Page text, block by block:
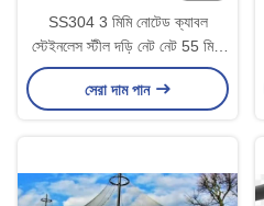
SS304 3 মিমি নোটেড ক্যাবল
স্টেইনলেস স্টীল দড়ি নেট নেট 55 মিমি
জাল বেড়া জন্য
সেরা দাম পান